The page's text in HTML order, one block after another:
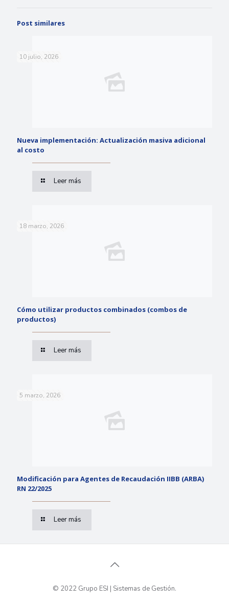
Post similares
10 julio, 2026
Nueva implementación: Actualización masiva adicional
al costo
Leer más
18 marzo, 2026
Cómo utilizar productos combinados (combos de
productos)
Leer más
5 marzo, 2026
Modificación para Agentes de Recaudación IIBB (ARBA)
RN 22/2025
Leer más
© 2022 Grupo ESI | Sistemas de Gestión.